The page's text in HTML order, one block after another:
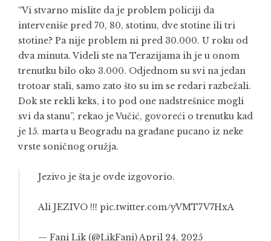
“Vi stvarno mislite da je problem policiji da
interveniše pred 70, 80, stotinu, dve stotine ili tri
stotine? Pa nije problem ni pred 30.000. U roku od
dva minuta. Videli ste na Terazijama ih je u onom
trenutku bilo oko 3.000. Odjednom su svi na jedan
trotoar stali, samo zato što su im se redari razbežali.
Dok ste rekli keks, i to pod one nadstrešnice mogli
svi da stanu”, rekao je Vučić, govoreći o trenutku kad
je 15. marta u Beogradu na građane pucano iz neke
vrste soničnog oružja.
Jezivo je šta je ovde izgovorio.
Ali JEZIVO !!! pic.twitter.com/yVMT7V7HxA
— Fani Lik (@LikFani)April 24, 2025